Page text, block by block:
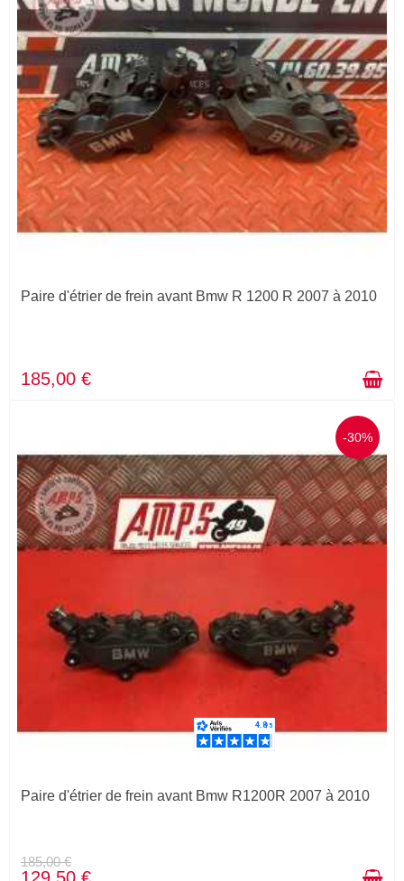
Paire d'étrier de frein avant Bmw R 1200 R 2007 à 2010
185,00 €
-30%
Paire d'étrier de frein avant Bmw R1200R 2007 à 2010
185,00 €